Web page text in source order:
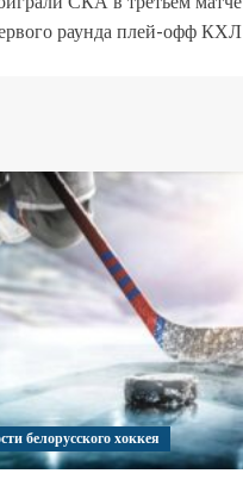
раунда плей-офф КХЛ
белорусского хоккея